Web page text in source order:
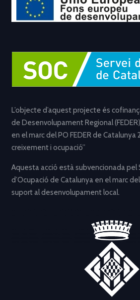
L’objecte d’aquest projecte és
de Desenvolupament Regional
en el marc del PO FEDER de
creixement i ocupació”
Aquesta acció està subvencionada pel
d’Ocupació de Catalunya en el marc
suport al desenvolupament local.